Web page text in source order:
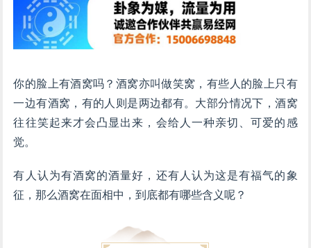
你的脸上有酒窝吗？酒窝亦叫做笑窝，有些人的脸上只有
一边有酒窝，有的人则是两边都有。大部分情况下，酒窝
往往笑起来才会凸显出来，会给人一种亲切、可爱的感
觉。
有人认为有酒窝的酒量好，还有人认为这是有福气的象
征，那么酒窝在面相中，到底都有哪些含义呢？